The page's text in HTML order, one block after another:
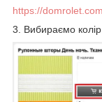
https://
3. Вибираємо